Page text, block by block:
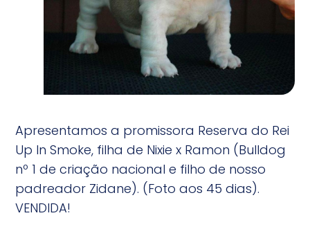
Apresentamos a promissora Reserva do Rei
Up In Smoke, filha de Nixie x Ramon (Bulldog
nº 1 de criação nacional e filho de nosso
padreador Zidane). (Foto aos 45 dias).
VENDIDA!